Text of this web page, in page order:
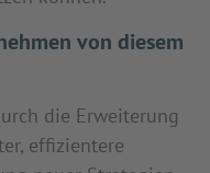
von diesem
die Erweiterung
effizientere